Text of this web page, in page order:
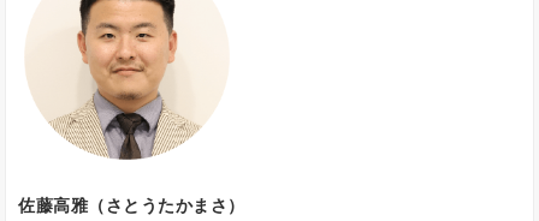
佐藤高雅（さとうたかまさ）